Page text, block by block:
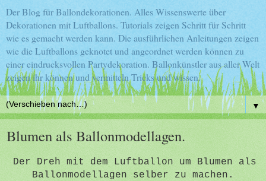
Der Blog für Ballondekorationen. Alles Wissenswerte über
Dekorationen mit Luftballons. Tutorials zeigen Schritt für Schritt
wie es gemacht werden kann. Die ausführlichen Anleitungen zeigen
wie die Luftballons geknotet und angeordnet werden können zu
einer eindrucksvollen Partydekoration. Ballonkünstler aus aller Welt
zeigen ihr können und vermitteln Tricks und wissen.
▼
Blumen als Ballonmodellagen.
Der Dreh mit dem Luftballon um Blumen als
Ballonmodellagen selber zu machen.